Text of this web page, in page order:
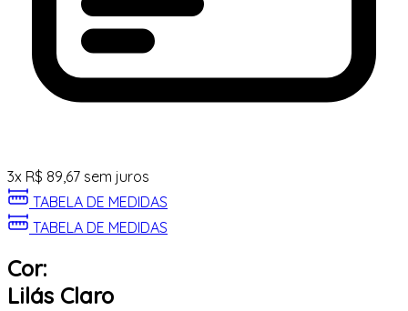
3x R$ 89,67 sem juros
TABELA DE MEDIDAS
TABELA DE MEDIDAS
Cor:
Lilás Claro